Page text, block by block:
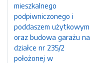
mieszkalnego
podpiwniczonego i
poddaszem użytkowym
oraz budowa garażu na
działce nr 235/2
położonej w